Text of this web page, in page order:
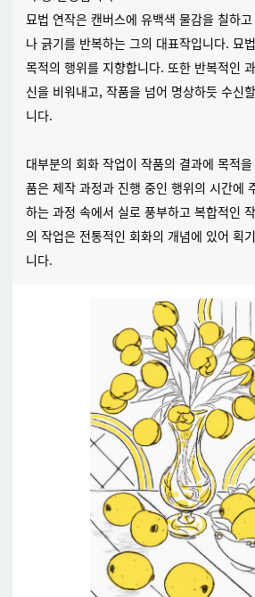
묘법 연작은 캔버스에 유백색 물감을 칠하
나 긁기를 반복하는 그의 대표작입니다. 묘
목적의 행위를 지향합니다. 또한 반복적인
신을 비워내고, 작품을 넘어 명상하듯 수신
니다.
대부분의 회화 작업이 작품의 결과에 목적
품은 제작 과정과 진행 중인 행위의 시간에
하는 과정 속에서 실로 풍부하고 복합적인
의 작업은 전통적인 회화의 개념에 있어 획
니다.